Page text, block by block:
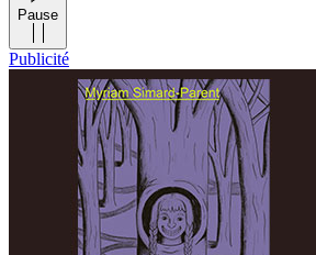
Pause
Publicité